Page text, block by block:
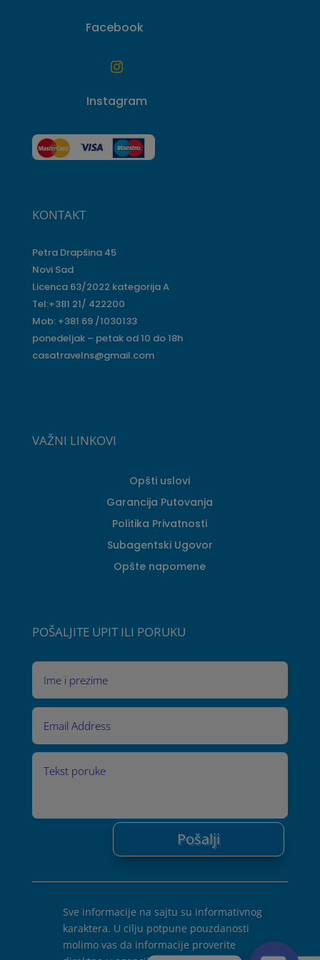
Facebook

Instagram
KONTAKT
Petra Drapšina 45
Novi Sad
Licenca 63/2022 kategorija A
Tel:+381 21/ 422200
Mob: +381 69 /1030133
ponedeljak – petak od 10 do 18h
casatravelns@gmail.com
VAŽNI LINKOVI
Opšti uslovi
Garancija Putovanja
Politika Privatnosti
Subagentski Ugovor
Opšte napomene
POŠALJITE UPIT ILI PORUKU
Pošalji
Sve informacije na sajtu su informativnog
karaktera. U cilju potpune pouzdanosti
molimo vas da informacije proverite